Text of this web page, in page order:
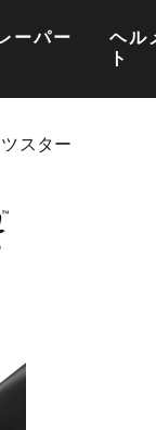
ーパー
ヘル
ト
スター